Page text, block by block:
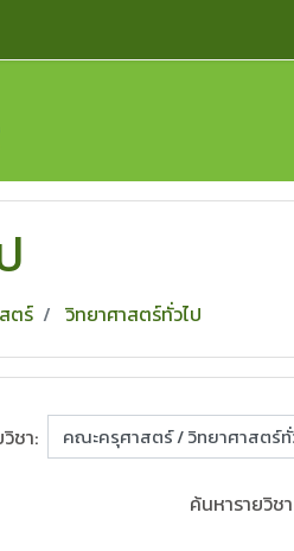
ตร์ วิทยาศาสตร์ทั่วไป
ชา:
ค้นหารายวิชา